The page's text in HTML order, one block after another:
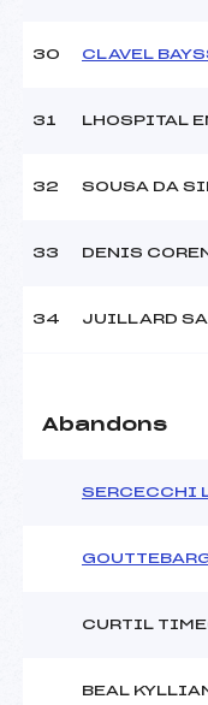
30 CLAVEL
31 LHOSPITAL
32 SOUSA DA
33 DENIS
34 JUILLARD
Abandons
SERCECCHI
CURTIL
BEAL